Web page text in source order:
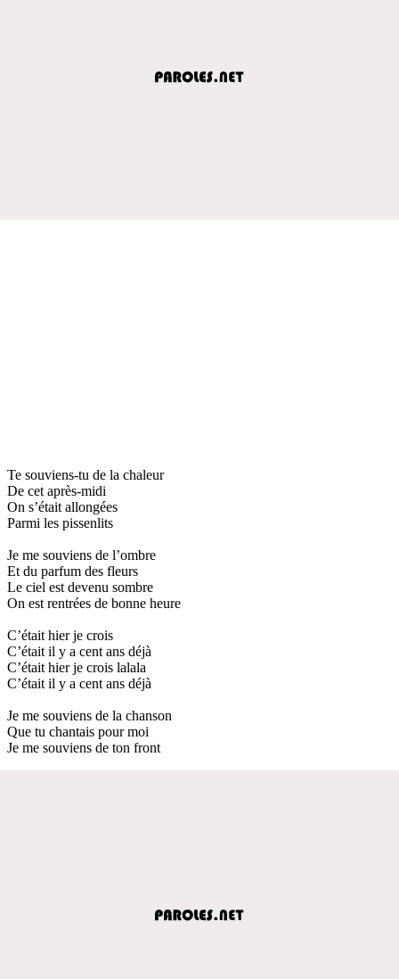
Te souviens-tu de la chaleur
De cet après-midi
On s’était allongées
Parmi les pissenlits
Je me souviens de l’ombre
Et du parfum des fleurs
Le ciel est devenu sombre
On est rentrées de bonne heure
C’était hier je crois
C’était il y a cent ans déjà
C’était hier je crois lalala
C’était il y a cent ans déjà
Je me souviens de la chanson
Que tu chantais pour moi
Je me souviens de ton front